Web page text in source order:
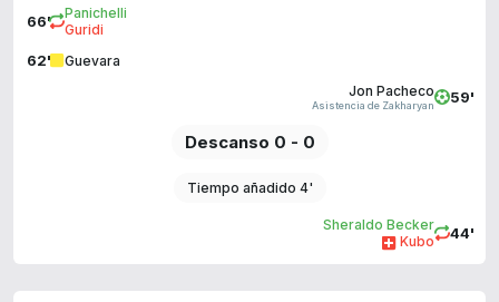
66'
Panichelli
Guridi
62' Guevara
59'
Jon Pacheco
Asistencia de Zakharyan
Descanso 0 - 0
Tiempo añadido 4'
44'
Sheraldo Becker
Kubo